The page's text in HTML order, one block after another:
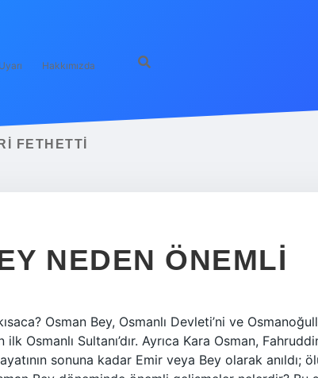
Hakkımızda
FETHETTI
NEDEN ÖNEMLI
Osman Bey, Osmanlı Devleti’ni ve
Osmanlı Sultanı’dır. Ayrıca Kara Osman,
sonuna kadar Emir veya Bey olarak anıldı;